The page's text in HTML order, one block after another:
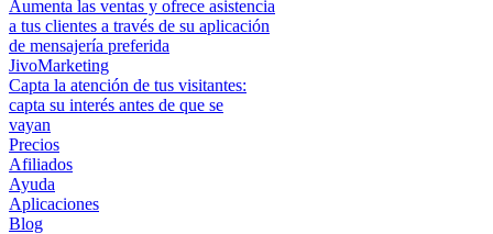
Aumenta las ventas y ofrece asistencia
a tus clientes a través de su aplicación
de mensajería preferida
JivoMarketing
Capta la atención de tus visitantes:
capta su interés antes de que se
vayan
Precios
Afiliados
Ayuda
Aplicaciones
Blog